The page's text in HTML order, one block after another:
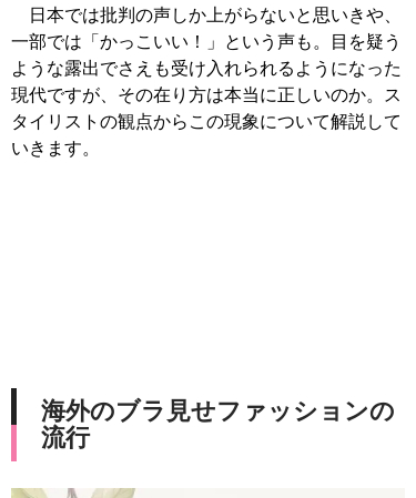
日本では批判の声しか上がらないと思いきや、
一部では「かっこいい！」という声も。目を疑う
ような露出でさえも受け入れられるようになった
現代ですが、その在り方は本当に正しいのか。ス
タイリストの観点からこの現象について解説して
いきます。
海外のブラ見せファッションの
流行